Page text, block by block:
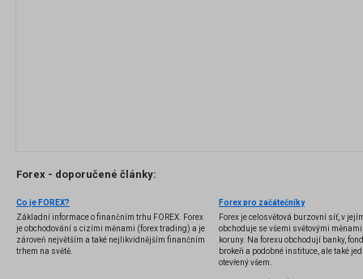
Forex - doporučené články:
Co je FOREX?
Základní informace o finančním trhu FOREX. Forex
je obchodování s cizími měnami (forex trading) a je
zároveň největším a také nejlikvidnějším finančním
trhem na světě.
Forex pro začátečníky
Forex je celosvětová burzovní síť, v
obchoduje se všemi světovými
koruny. Na forexu obchodují banky,
brokeři a podobné instituce, ale také
otevřený všem.